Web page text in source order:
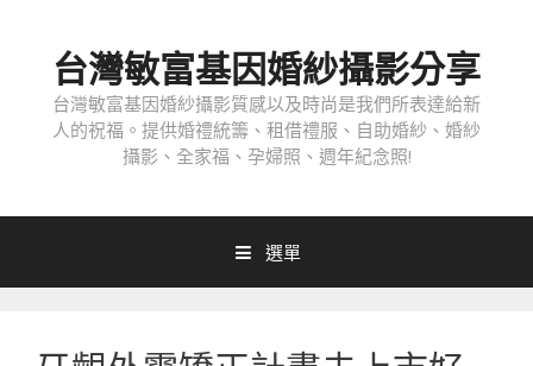
台灣敏富基因婚紗攝影分享
台灣敏富基因婚紗攝影質感以及時尚是我們所表達給新
人的祝福。提供婚禮統籌、租借禮服、自助婚紗、婚紗
攝影、全家福、孕婦照、週年紀念照!
選單